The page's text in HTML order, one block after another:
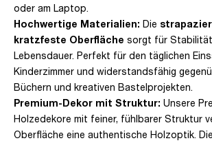
oder am Laptop.
Hochwertige Materialien: Die
kratzfeste Oberfläche sorgt für Stabilität
Lebensdauer. Perfekt für den täglichen
Kinderzimmer und widerstandsfähig
Büchern und kreativen Bastelprojekten.
Premium-Dekor mit Struktur: Unsere
Holzedekore mit feiner, fühlbarer Struktur
Oberfläche eine authentische Holzoptik.